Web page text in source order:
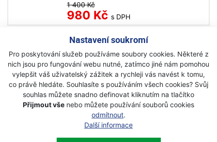
Nastavení soukromí
Pro poskytování služeb používáme soubory cookies. Některé z
nich jsou pro fungování webu nutné, zatímco jiné nám pomohou
vylepšit váš uživatelský zážitek a rychleji vás navést k tomu,
co právě hledáte. Souhlasíte s používáním všech cookies? Svůj
souhlas můžete snadno definovat kliknutím na tlačítko
Přijmout vše nebo můžete používání souborů cookies
odmítnout.
Další informace
1 400 Kč
980 Kč s DPH
GardenGirl Praktický béžový
opasek
Akce
Na objednávku
830 Kč
664 Kč s DPH